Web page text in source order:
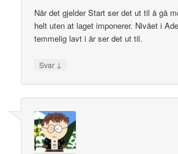
Når det gjelder Start ser det ut til å gå
helt uten at laget imponerer. Nivået i
temmelig lavt i år ser det ut til.
Svar ↓